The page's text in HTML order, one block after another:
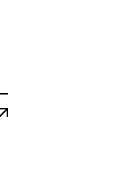
cantidad